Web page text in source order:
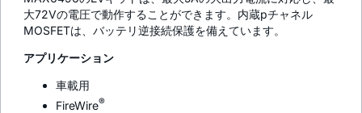
大72Vの電圧で動作することができます。内蔵pチャネル
MOSFETは、バッテリ逆接続保護を備えています。
アプリケーション
車載用
FireWire®